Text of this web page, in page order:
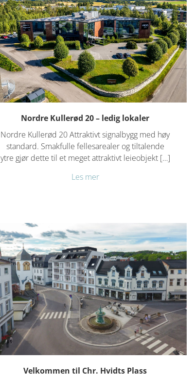
Nordre Kullerød 20 – ledig lokaler
Nordre Kullerød 20 Attraktivt signalbygg med høy
standard. Smakfulle fellesarealer og tiltalende
ytre gjør dette til et meget attraktivt leieobjekt […]
Les mer
Velkommen til Chr. Hvidts Plass